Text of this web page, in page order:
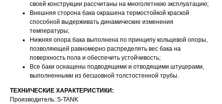
своей конструкции рассчитаны на многолетнюю эксплуатацию;
Внешняя сторона бака окрашена термостойкой краской
способной выдерживать динамические изменения
температуры;
Нижняя опора бака выполнена по принципу кольцевой опоры,
позволяющей равномерно распределять вес бака на
поверхность пола и обеспечить устойчивость;
Все баки оснащены подводящими и отводящими штуцерами,
выполненными из бесшовной толстостенной трубы.
ТЕХНИЧЕСКИЕ ХАРАКТЕРИСТИКИ:
Производитель: S-TANK